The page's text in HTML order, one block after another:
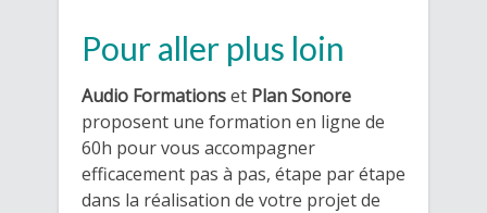
Pour aller plus loin
Audio Formationset Plan Sonore
proposent une formation en ligne de
60h pour vous accompagner
efficacement pas à pas, étape par étape
dans la réalisation de votre projet de